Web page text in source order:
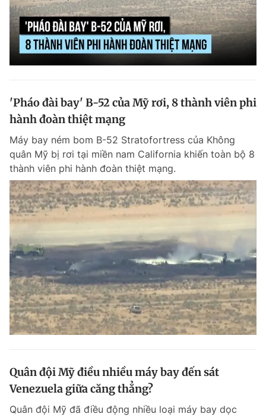
Sản phẩm khác
Bạn cần biết
Thông tin tòa soạn Liên hệ quảng cáo
Đọc Thanh Niên trên điện thoại
Theo dõi báo trên
Hotline
0906 645 777
Liên hệ quảng cáo
0908 780 404
Đặt báo Quảng cáo RSS Tòa soạn Chính sách bảo
Phó tổng biên tập thường trực: Hải Thành
Phó tổng biên tập: Lâm Hiếu Dũng
Phó tổng biên tập: Trần Việt Hưng
'Pháo đài bay' B-52 của Mỹ rơi, 8 thành viên phi
hành đoàn thiệt mạng
Máy bay ném bom B-52 Stratofortress của Không
quân Mỹ bị rơi tại miền nam California khiến toàn bộ 8
thành viên phi hành đoàn thiệt mạng.
Quân đội Mỹ điều nhiều máy bay đến sát
Venezuela giữa căng thẳng?
Quân đội Mỹ đã điều động nhiều loại máy bay dọc